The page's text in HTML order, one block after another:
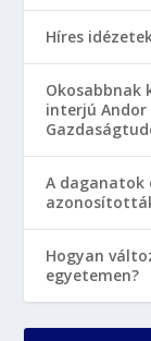
Híres
Okosabbnak
interjú Andor
A daganatok
Hogyan
egyetemen?